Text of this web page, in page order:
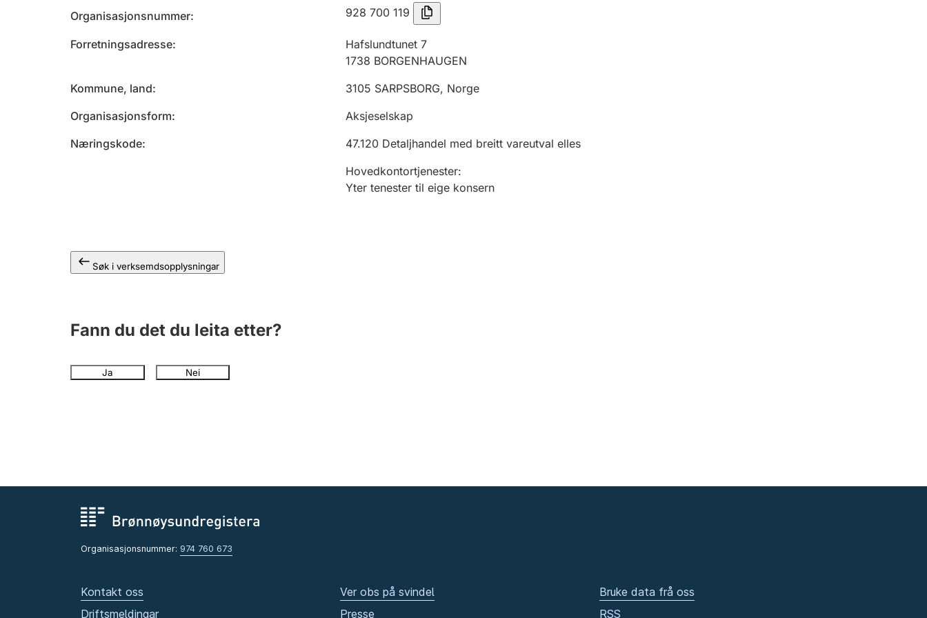
Organisasjonsnummer 928 700 119
Forretningsadresse
Hafslundtunet 7
1738 BORGENHAUGEN
Kommune, land
3105 SARPSBORG, Norge
Organisasjonsform
Aksjeselskap
Næringskode
47.120 Detaljhandel med breitt vareutval elles
Hovedkontortjenester:
Yter tenester til eige konsern
Søk i verksemdsopplysningar
Fann du det du leita etter?
Ja Nei
Organisasjonsnummer: 974 760 673
Kontakt oss
Driftsmeldingar
Ver obs på svindel
Presse
Bruke data frå oss
RSS